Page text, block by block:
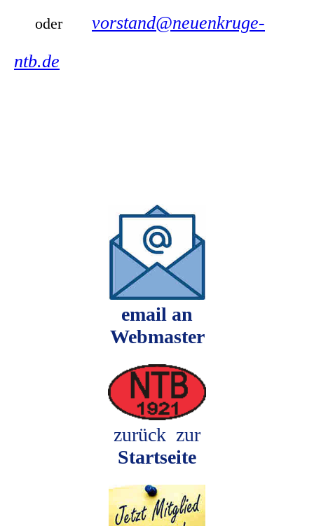
oder vorstand@neuenkruge-
ntb.de
email an
Webmaster
zurück zur
Startseite